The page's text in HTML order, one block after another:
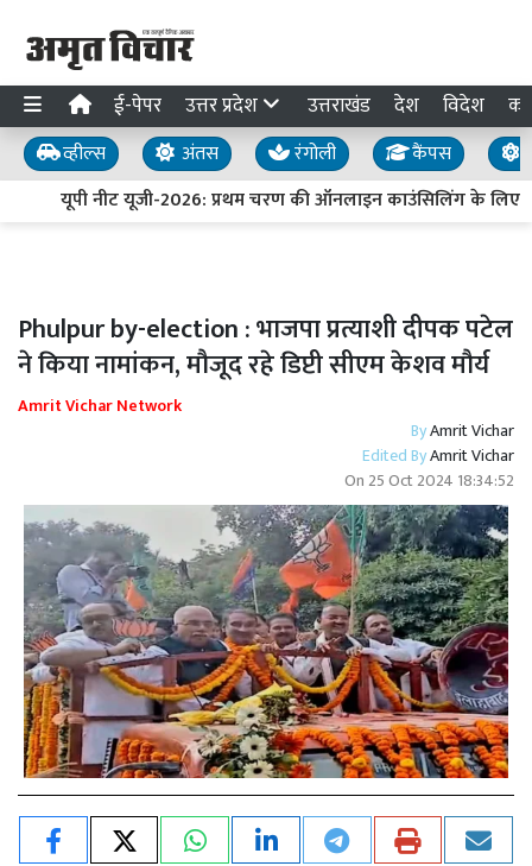
ई-पेपर उत्तर प्रदेश उत्तराखंड देश विदेश
व्हील्स अंतस रंगोली कैंपस
यूपी नीट यूजी-2026: प्रथम चरण की ऑनलाइन काउंसिलिंग के लिए
Phulpur by-election : भाजपा प्रत्याशी दीपक पटेल
ने किया नामांकन, मौजूद रहे डिप्टी सीएम केशव मौर्य
Amrit Vichar Network
ByAmrit Vichar
Edited ByAmrit Vichar
On 25 Oct 2024 18:34:52